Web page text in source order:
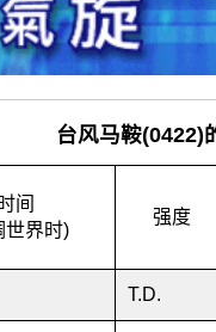
台风马鞍(0422)
时间
世界时)
强度
T.D.